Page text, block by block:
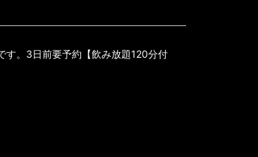
す。3日前要予約【飲み放題120分付